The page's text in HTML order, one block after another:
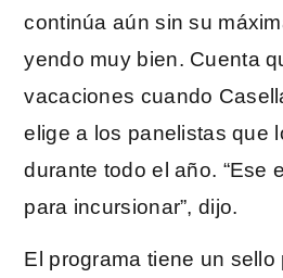
continúa aún sin su
yendo muy bien. Cuenta
vacaciones cuando
elige a los panelistas que
durante todo el año. “Ese
para incursionar”, dijo.
El programa tiene un sello